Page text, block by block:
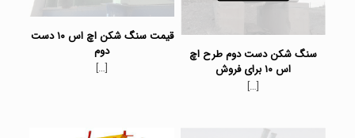
سنگ شکن دست دوم طرح اچ
اس ۱۰ برای فروش
[…]
قیمت سنگ شکن اچ اس ۱۰ دست
دوم
[…]